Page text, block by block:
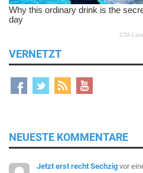
VERNETZT
NEUESTE KOMMENTARE
Jetzt erst recht Sechzig vor